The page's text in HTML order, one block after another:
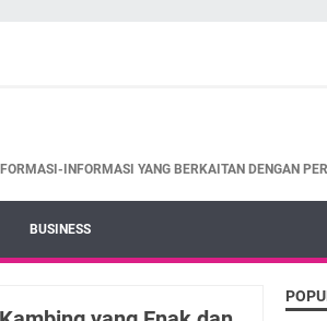
INFORMASI YANG BERKAITAN DENGAN
BUSINESS